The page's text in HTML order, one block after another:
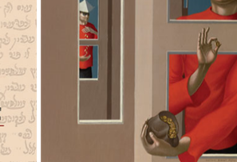
הנחת אתר ספר מודפס
$42
$38